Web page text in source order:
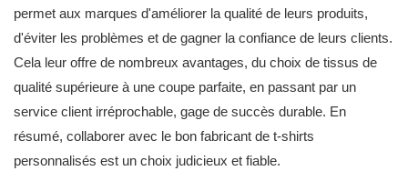
permet aux marques d'améliorer la qualité de leurs produits,
d'éviter les problèmes et de gagner la confiance de leurs clients.
Cela leur offre de nombreux avantages, du choix de tissus de
qualité supérieure à une coupe parfaite, en passant par un
service client irréprochable, gage de succès durable. En
résumé, collaborer avec le bon fabricant de t-shirts
personnalisés est un choix judicieux et fiable.